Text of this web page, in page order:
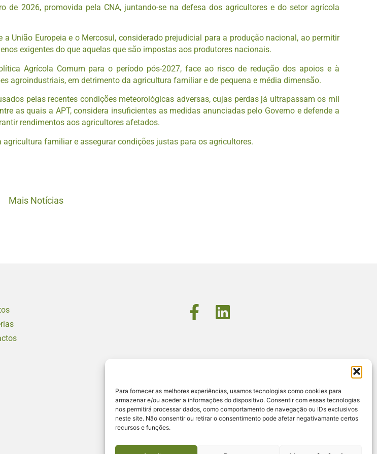
Para fornecer as melhores experiências, usamos tecnologias como cookies para
armazenar e/ou aceder a informações do dispositivo. Consentir com essas tecnologias
nos permitirá processar dados, como comportamento de navegação ou IDs exclusivos
neste site. Não consentir ou retirar o consentimento pode afetar negativamante certos
recursos e funções.
de 2026, promovida pela CNA, juntando-se na defesa dos agricultores e do setor agrícola
União Europeia e o Mercosul, considerado prejudicial para a produção nacional, ao permitir
exigentes do que aquelas que são impostas aos produtores nacionais.
Agrícola Comum para o período pós-2027, face ao risco de redução dos apoios e à
agroindustriais, em detrimento da agricultura familiar e de pequena e média dimensão.
pelas recentes condições meteorológicas adversas, cujas perdas já ultrapassam os mil
as quais a APT, considera insuficientes as medidas anunciadas pelo Governo e defende a
rendimentos aos agricultores afetados.
familiar e assegurar condições justas para os agricultores.
Mais Notícias